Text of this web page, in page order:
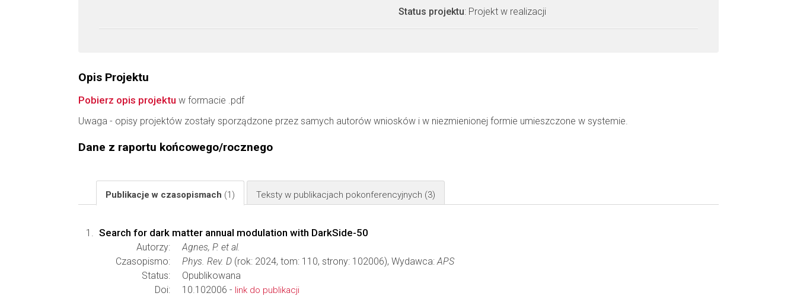
Status projektu: Projekt w realizacji
Opis Projektu
Pobierz opis projektu w formacie .pdf
Uwaga - opisy projektów zostały sporządzone przez samych autorów wniosków i w niezmienionej formie umieszczone w systemie.
Dane z raportu końcowego/rocznego
Publikacje w czasopismach (1) Teksty w publikacjach pokonferencyjnych (3)
Search for dark matter annual modulation with DarkSide-50
Autorzy:
Agnes, P. et al.
Czasopismo:
Phys. Rev. D (rok: 2024, tom: 110, strony: 102006), Wydawca:APS
Status:
Opublikowana
Doi:
10.102006 - link do publikacji